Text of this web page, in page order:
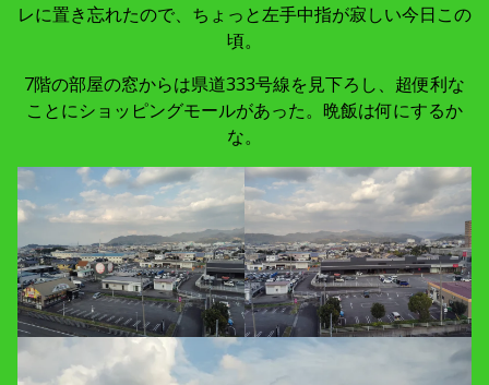
レに置き忘れたので、ちょっと左手中指が寂しい今日この
頃。
7階の部屋の窓からは県道333号線を見下ろし、超便利な
ことにショッピングモールがあった。晩飯は何にするか
な。